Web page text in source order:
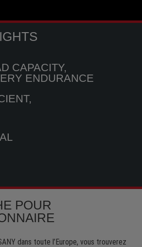
CAPACITY,
ENDURANCE
POUR
dans toute l’Europe, vous trouverez